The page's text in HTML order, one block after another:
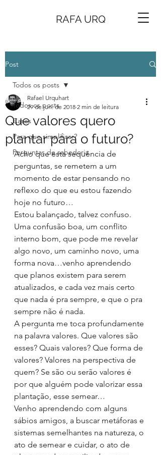
RAFA URQ
Post
Todos os posts
Cases
Para que simplificar?
Perguntas de sabedoria
Todos os posts
Que valores quero
plantar para o futuro?
Rafael Urquhart
29 de jun. de 2018 2 min de leitura
Acho que esta sequência de
perguntas, se remetem a um
momento de estar pensando no
reflexo do que eu estou fazendo
hoje no futuro…
Estou balançado, talvez confuso.
Uma confusão boa, um conflito
interno bom, que pode me revelar
algo novo, um caminho novo, uma
forma nova…venho aprendendo
que planos existem para serem
atualizados, e cada vez mais certo
que nada é pra sempre, e que o pra
sempre não é nada.
A pergunta me toca profundamente
na palavra valores. Que valores são
esses? Quais valores? Que forma de
valores? Valores na perspectiva de
quem? Se são ou serão valores é
por que alguém pode valorizar essa
plantação, esse semear…
Venho aprendendo com alguns
sábios amigos, a buscar metáforas e
sistemas semelhantes na natureza, o
ato de semear e cuidar, o ato de